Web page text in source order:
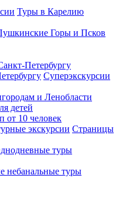
Туры в Карелию
Горы и Псков
Петербургу
Суперэкскурсии
и Ленобласти
детей
от 10 человек
экскурсии Страницы
туры
небанальные туры